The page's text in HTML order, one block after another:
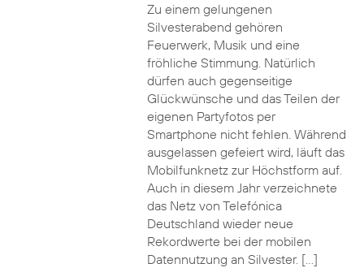
Zu einem gelungenen
Silvesterabend gehören
Feuerwerk, Musik und eine
fröhliche Stimmung. Natürlich
dürfen auch gegenseitige
Glückwünsche und das Teilen der
eigenen Partyfotos per
Smartphone nicht fehlen. Während
ausgelassen gefeiert wird, läuft das
Mobilfunknetz zur Höchstform auf.
Auch in diesem Jahr verzeichnete
das Netz von Telefónica
Deutschland wieder neue
Rekordwerte bei der mobilen
Datennutzung an Silvester. […]